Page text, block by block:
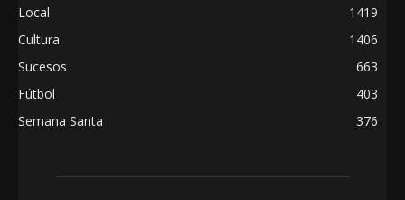
Local
1419
Cultura
1406
Sucesos
663
Fútbol
403
Semana Santa
376